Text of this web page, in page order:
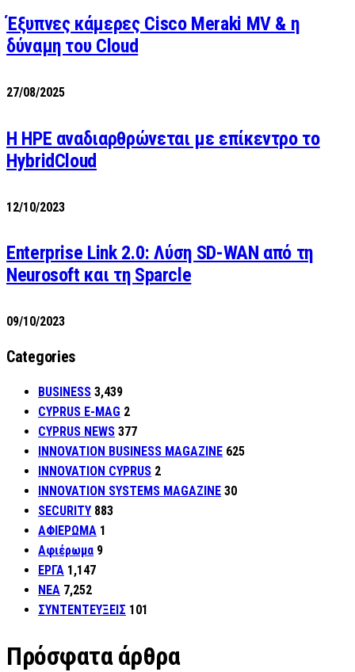
Έξυπνες κάμερες Cisco Meraki MV & η
δύναμη του Cloud
27/08/2025
H HPE αναδιαρθρώνεται με επίκεντρο το
HybridCloud
12/10/2023
Enterprise Link 2.0: Λύση SD-WAN από τη
Neurosoft και τη Sparcle
09/10/2023
Categories
BUSINESS 3,439
CYPRUS E-MAG 2
CYPRUS NEWS 377
INNOVATION BUSINESS MAGAZINE 625
INNOVATION CYPRUS 2
INNOVATION SYSTEMS MAGAZINE 30
SECURITY 883
ΑΦΙΕΡΩΜΑ 1
Αφιέρωμα 9
ΕΡΓΑ 1,147
ΝΕΑ 7,252
ΣΥΝΤΕΝΤΕΥΞΕΙΣ 101
Πρόσφατα άρθρα